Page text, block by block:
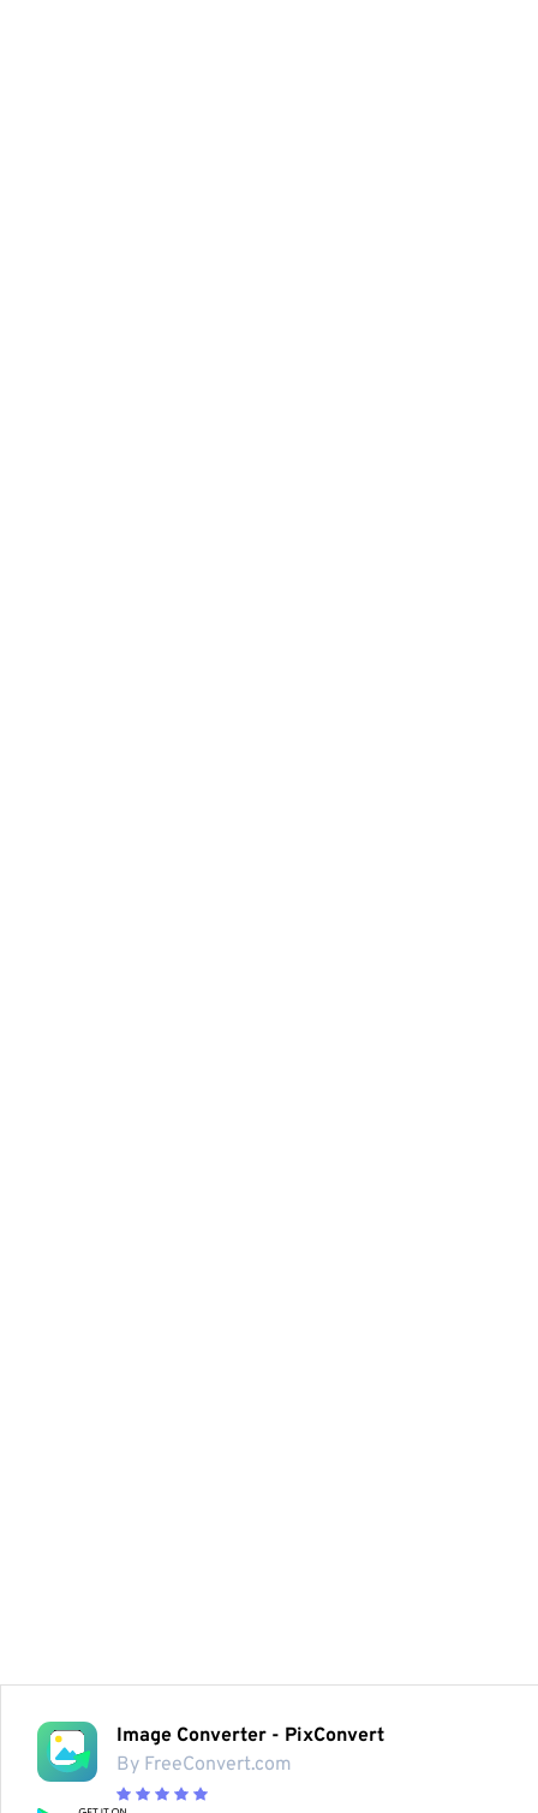
Image Converter - PixConvert
By FreeConvert.com